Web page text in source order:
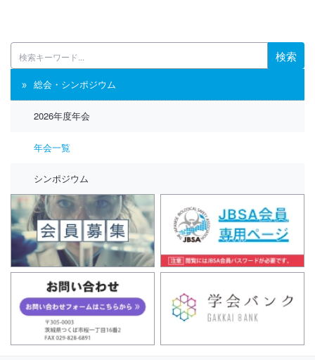
検索
総会・シンポジウム
2026年度年会
年会一覧
シンポジウム